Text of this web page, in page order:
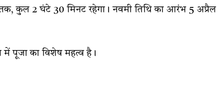
कुल 2 घंटे 30 मिनट रहेगा। नवमी तिथि का आरंभ 5 अप्रैल
में पूजा का विशेष महत्व है।